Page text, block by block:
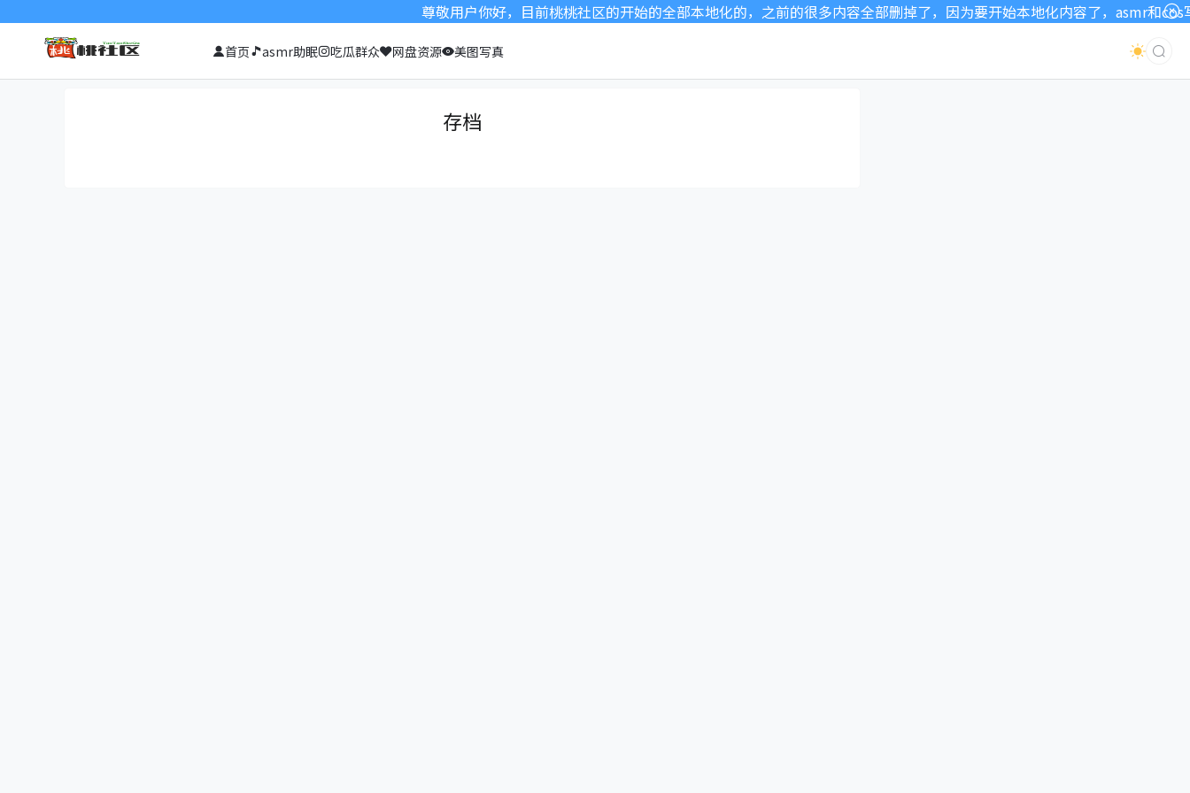
尊敬用户你好，目前桃桃社区的开始的全部本地化的，之前的很多内容全部删掉了，因为要开始本地化内容了，asmr和
首页 asmr助眠 吃瓜群众 网盘资源 美图写真
存档